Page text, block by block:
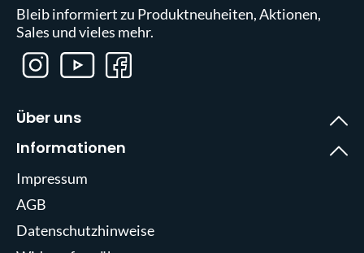
Bleib informiert zu Produktneuheiten, Aktionen,
Sales und vieles mehr.
Über uns
Informationen
Impressum
AGB
Datenschutzhinweise